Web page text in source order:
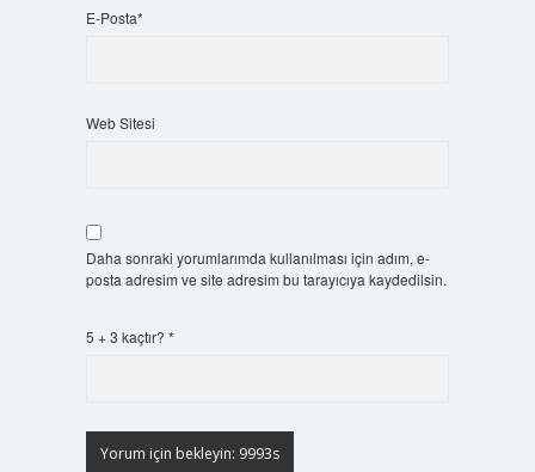
E-Posta*
Web Sitesi
Daha sonraki yorumlarımda kullanılması için adım, e-
posta adresim ve site adresim bu tarayıcıya kaydedilsin.
5 + 3 kaçtır? *